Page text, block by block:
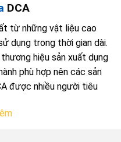
DCA
từ những vật liệu cao
dụng trong thời gian dài.
hiệu sản xuất dụng
phù hợp nên các sản
được nhiều người tiêu